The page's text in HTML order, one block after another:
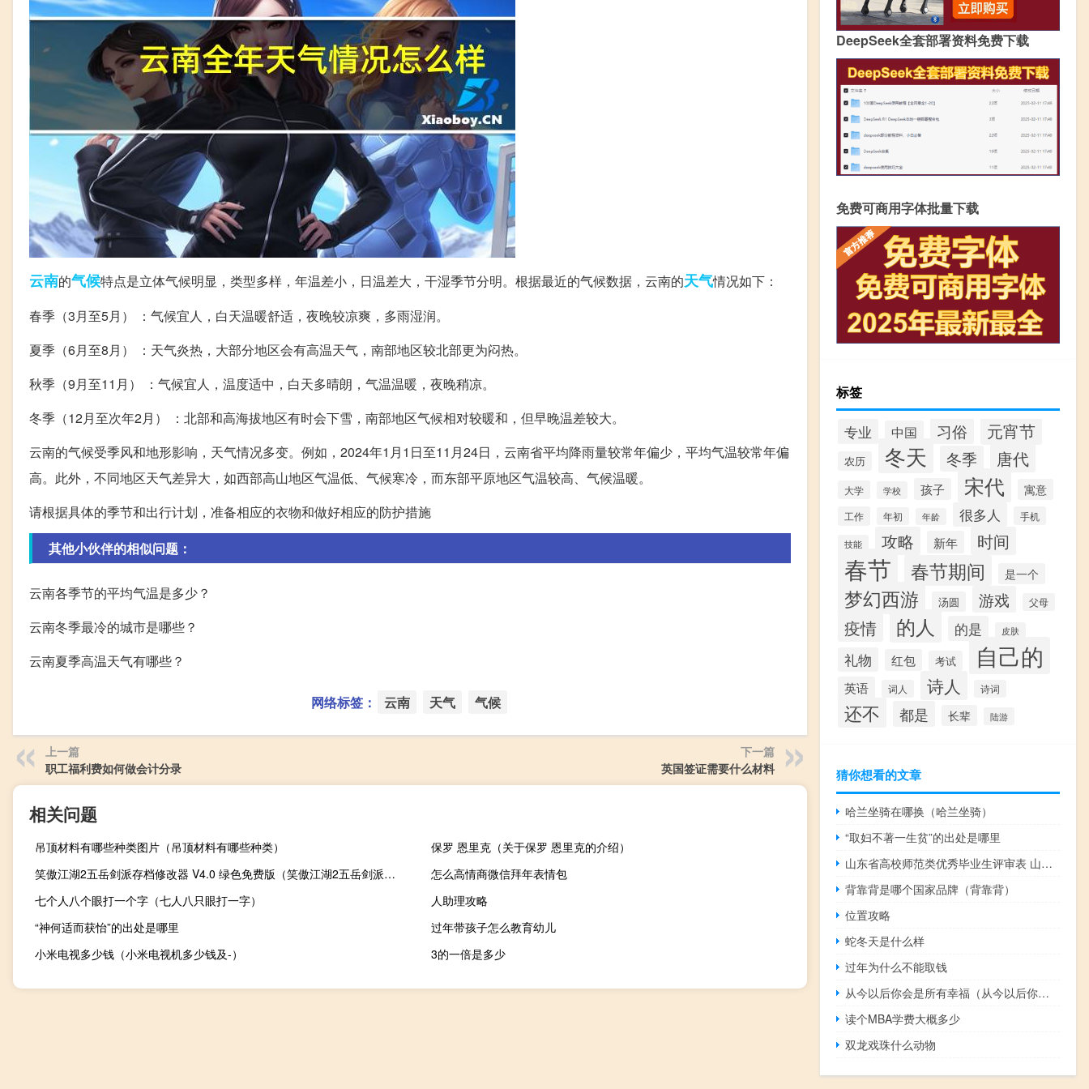
云南的气候特点是立体气候明显，类型多样，年温差小，日温差大，干湿季节分明。根据最近的气候数据，云南的天气情况如下：
春季（3月至5月） ：气候宜人，白天温暖舒适，夜晚较凉爽，多雨湿润。
夏季（6月至8月） ：天气炎热，大部分地区会有高温天气，南部地区较北部更为闷热。
秋季（9月至11月） ：气候宜人，温度适中，白天多晴朗，气温温暖，夜晚稍凉。
冬季（12月至次年2月） ：北部和高海拔地区有时会下雪，南部地区气候相对较暖和，但早晚温差较大。
云南的气候受季风和地形影响，天气情况多变。例如，2024年1月1日至11月24日，云南省平均降雨量较常年偏少，平均气温较常年偏
高。此外，不同地区天气差异大，如西部高山地区气温低、气候寒冷，而东部平原地区气温较高、气候温暖。
请根据具体的季节和出行计划，准备相应的衣物和做好相应的防护措施
其他小伙伴的相似问题：
云南各季节的平均气温是多少？
云南冬季最冷的城市是哪些？
云南夏季高温天气有哪些？
网络标签： 云南 天气 气候
上一篇
职工福利费如何做会计分录
下一篇
英国签证需要什么材料
相关问题
吊顶材料有哪些种类图片（吊顶材料有哪些种类）
保罗 恩里克（关于保罗 恩里克的介绍）
笑傲江湖2五岳剑派存档修改器 V4.0 绿色免费版（笑傲江湖2五岳剑派存档修改器 V4.0 绿色免费版功能简介）
怎么高情商微信拜年表情包
七个人八个眼打一个字（七人八只眼打一字）
人助理攻略
“神何适而获怡”的出处是哪里
过年带孩子怎么教育幼儿
小米电视多少钱（小米电视机多少钱及-）
3的一倍是多少
DeepSeek全套部署资料免费下载
免费可商用字体批量下载
标签
专业 中国 习俗 元宵节
农历 冬天 冬季 唐代
大学 学校 孩子 宋代 寓意
工作 年初 年龄 很多人 手机
技能 攻略 新年 时间
春节 春节期间 是一个
梦幻西游 汤圆 游戏 父母
疫情 的人 的是 皮肤
礼物 红包 考试 自己的
英语 词人 诗人 诗词
还不 都是 长辈 陆游
猜你想看的文章
哈兰坐骑在哪换（哈兰坐骑）
“取妇不著一生贫”的出处是哪里
山东省高校师范类优秀毕业生评审表 山东省高校师范
背靠背是哪个国家品牌（背靠背）
位置攻略
蛇冬天是什么样
过年为什么不能取钱
从今以后你会是所有幸福（从今以后你会是所有）
读个MBA学费大概多少
双龙戏珠什么动物